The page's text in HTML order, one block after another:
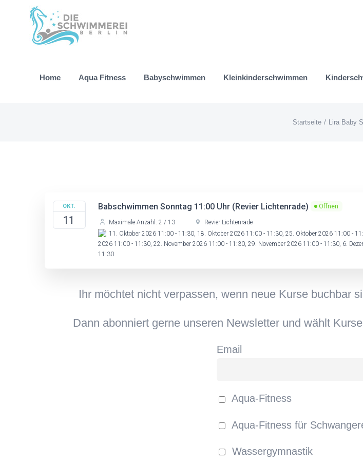
springen
Home Aqua Fitness Babyschwimmen Kleinkinderschwimmen
Startseite Lira Baby
OKT.
11
Babschwimmen Sonntag 11:00 Uhr (Revier Lichtenrade) Öffnen
Maximale Anzahl: 2 / 13
Revier Lichtenrade
11. Oktober 2026 11:00 - 11:30, 18. Oktober 2026 11:00 - 11:30, 25. Oktober 2026 11:00 -
2026 11:00 - 11:30, 22. November 2026 11:00 - 11:30, 29. November 2026 11:00 - 11:30, 6.
11:30
Ihr möchtet nicht verpassen, wenn neue Kurse buchbar
Dann abonniert gerne unseren Newsletter und wählt
Email
Aqua-Fitness
Aqua-Fitness für
Wassergymnastik